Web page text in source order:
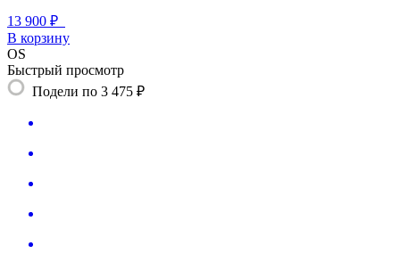
13 900 ₽
В корзину
OS
Быстрый просмотр
Подели по 3 475 ₽